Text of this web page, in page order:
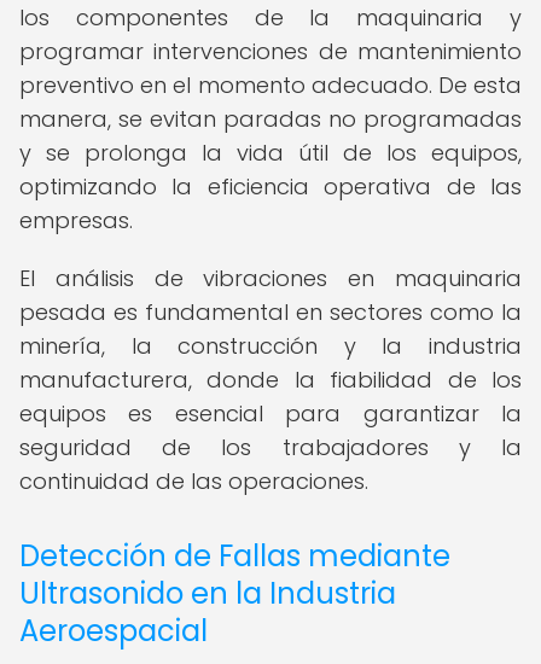
los componentes de la maquinaria y
programar intervenciones de mantenimiento
preventivo en el momento adecuado. De esta
manera, se evitan paradas no programadas
y se prolonga la vida útil de los equipos,
optimizando la eficiencia operativa de las
empresas.
El análisis de vibraciones en maquinaria
pesada es fundamental en sectores como la
minería, la construcción y la industria
manufacturera, donde la fiabilidad de los
equipos es esencial para garantizar la
seguridad de los trabajadores y la
continuidad de las operaciones.
Detección de Fallas mediante
Ultrasonido en la Industria
Aeroespacial